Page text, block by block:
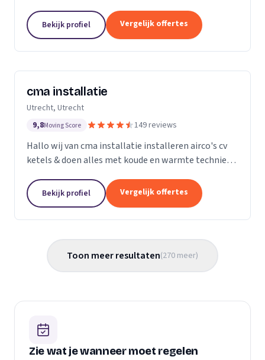
ook een gepassioneerde piloot in mijn vrije tijd....
Bekijk profiel Vergelijk offertes
cma installatie
Utrecht, Utrecht
9,8Moving Score 149 reviews
Hallo wij van cma installatie installeren airco's cv
ketels & doen alles met koude en warmte techniek
werkzaamheden. U kunt gerust een kijkje nemen
op...
Bekijk profiel Vergelijk offertes
Toon meer resultaten(270 meer)
Zie wat je wanneer moet regelen